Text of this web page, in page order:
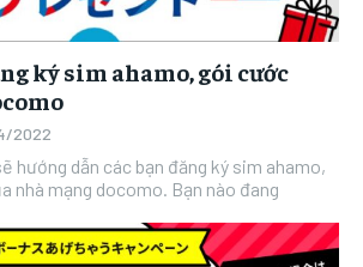
ký sim ahamo, gói cước
2022
hướng dẫn các bạn đăng ký sim ahamo,
nhà mạng docomo. Bạn nào đang